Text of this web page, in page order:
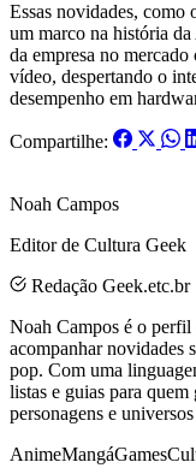
Essas novidades, como
um marco na história
da empresa no
vídeo, despertando o
desempenho em
Compartilhe:
Noah Campos
Editor de Cultura Geek
Redação Geek.etc.br
Noah Campos é o
acompanhar novidades
pop. Com uma
listas e guias para
personagens e
AnimeMangáGames